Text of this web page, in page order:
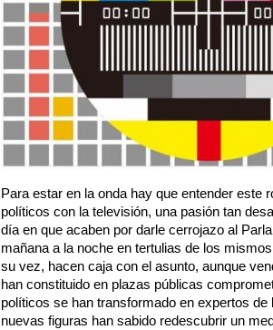
Para estar en la onda hay que entender este
políticos con la televisión, una pasión tan
día en que acaben por darle cerrojazo al
mañana a la noche en tertulias de los
su vez, hacen caja con el asunto, aunque
han constituido en plazas públicas
políticos se han transformado en expertos
nuevas figuras han sabido redescubrir un